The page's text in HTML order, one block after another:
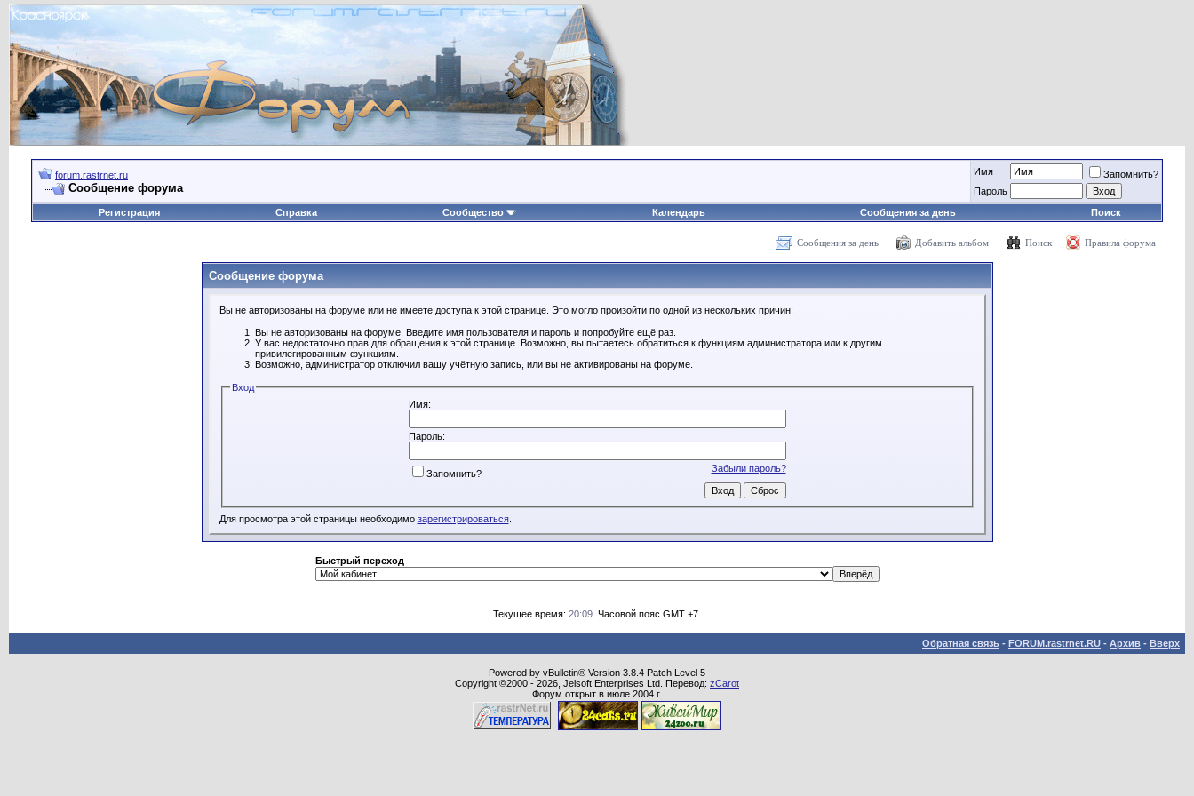
forum.rastrnet.ru
Сообщение форума
Имя
Запомнить?
Пароль
Регистрация
Справка Сообщество Календарь Сообщения за день Поиск
Сообщения за день Добавить альбом Поиск Правила форума
Сообщение форума
Вы не авторизованы на форуме или не имеете доступа к этой странице. Это могло произойти по одной из нескольких причин:
Вы не авторизованы на форуме. Введите имя пользователя и пароль и попробуйте ещё раз.
У вас недостаточно прав для обращения к этой странице. Возможно, вы пытаетесь обратиться к функциям администратора или к другим
привилегированным функциям.
Возможно, администратор отключил вашу учётную запись, или вы не активированы на форуме.
Вход
Имя:
Пароль:
Забыли пароль?
Запомнить?
Для просмотра этой страницы необходимо зарегистрироваться.
Быстрый переход
Текущее время: 20:09 . Часовой пояс GMT +7.
Обратная связь - FORUM.rastrnet.RU - Архив - Вверх
Powered by vBulletin® Version 3.8.4 Patch Level 5
Copyright ©2000 - 2026, Jelsoft Enterprises Ltd. Перевод: zCarot
Форум открыт в июле 2004 г.